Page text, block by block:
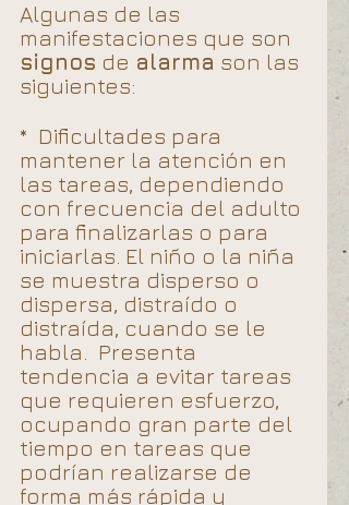
Algunas de las
manifestaciones que son
signos de alarma son las
siguientes:
*  Dificultades para
mantener la atención en
las tareas, dependiendo
con frecuencia del adulto
para finalizarlas o para
iniciarlas. El niño o la niña
se muestra disperso o
dispersa, distraído o
distraída, cuando se le
habla.  Presenta
tendencia a evitar tareas
que requieren esfuerzo,
ocupando gran parte del
tiempo en tareas que
podrían realizarse de
forma más rápida y